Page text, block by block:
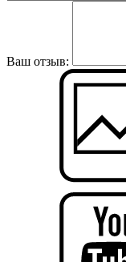
Ваш отзыв: